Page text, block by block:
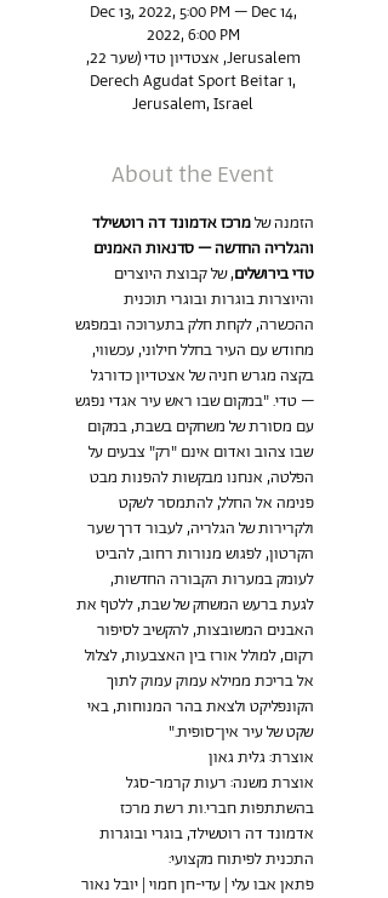
Dec 13, 2022, 5:00 PM – Dec 14,
2022, 6:00 PM
Jerusalem, אצטדיון טדי (שער 22,
Derech Agudat Sport Beitar 1,
Jerusalem, Israel
About the Event
הזמנה של מרכז אדמונד דה רוטשילד
והגלריה החדשה – סדנאות האמנים
טדי בירושלים, של קבוצת היוצרים
והיוצרות בוגרות ובוגרי תוכנית
ההכשרה, לקחת חלק בתערוכה ובמפגש
מחודש עם העיר בחלל חילוני, עכשווי,
בקצה מגרש חניה של אצטדיון כדורגל
– טדי. "במקום שבו ראש עיר אגדי נפגש
עם מסורת של משחקים בשבת, במקום
שבו צהוב ואדום אינם "רק" צבעים על
הפלטה, אנחנו מבקשות להפנות מבט
פנימה אל החלל, להתמסר לשקט
ולקרירות של הגלריה, לעבור דרך שער
הקרטון, לפגוש מנורות רחוב, להביט
לעומק במערות הקבורה החדשות,
לגעת ברעש המשחק של שבת, ללטף את
האבנים המשובצות, להקשיב לסיפור
רקום, למולל אורז בין האצבעות, לצלול
אל בריכת ממילא עמוק עמוק לתוך
הקונפליקט ולצאת בהר המנוחות, באי
שקט של עיר אין־סופית."
אוצרת: גלית גאון
אוצרת משנה: רעות קרמר-סגל
בהשתתפות חברי.ות רשת מרכז
אדמונד דה רוטשילד, בוגרי ובוגרות
התכנית לפיתוח מקצועי:
פתאן אבו עלי | עדי-חן חמוי | יובל נאור